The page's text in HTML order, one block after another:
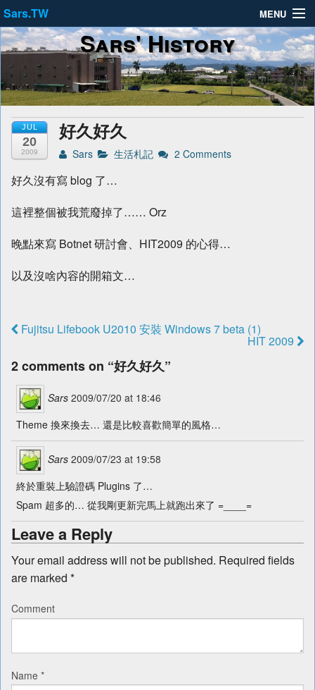
Sars.TW MENU
About
Privacy Policy
Terms of Service
Sars' History
JUL
20
2009
好久好久
Sars 生活札記 2 Comments
好久沒有寫 blog 了…
這裡整個被我荒廢掉了…… Orz
晚點來寫 Botnet 研討會、HIT2009 的心得…
以及沒啥內容的開箱文…
Fujitsu Lifebook U2010 安裝 Windows 7 beta (1)
HIT 2009
2 comments on “好久好久”
Sars 2009/07/20 at 18:46
Theme 換來換去… 還是比較喜歡簡單的風格…
Sars 2009/07/23 at 19:58
終於重裝上驗證碼 Plugins 了…
Spam 超多的… 從我剛更新完馬上就跑出來了 =____=
Leave a Reply
Your email address will not be published. Required fields
are marked *
Comment
Name *